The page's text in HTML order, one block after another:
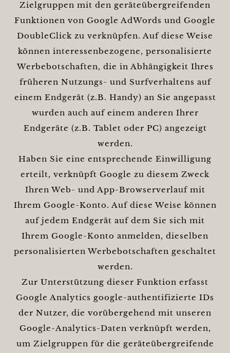
Zielgruppen mit den geräteübergreifenden
Funktionen von Google AdWords und Google
DoubleClick zu verknüpfen. Auf diese Weise
können interessenbezogene, personalisierte
Werbebotschaften, die in Abhängigkeit Ihres
früheren Nutzungs- und Surfverhaltens auf
einem Endgerät (z.B. Handy) an Sie angepasst
wurden auch auf einem anderen Ihrer
Endgeräte (z.B. Tablet oder PC) angezeigt
werden.
Haben Sie eine entsprechende Einwilligung
erteilt, verknüpft Google zu diesem Zweck
Ihren Web- und App-Browserverlauf mit
Ihrem Google-Konto. Auf diese Weise können
auf jedem Endgerät auf dem Sie sich mit
Ihrem Google-Konto anmelden, dieselben
personalisierten Werbebotschaften geschaltet
werden.
Zur Unterstützung dieser Funktion erfasst
Google Analytics google-authentifizierte IDs
der Nutzer, die vorübergehend mit unseren
Google-Analytics-Daten verknüpft werden,
um Zielgruppen für die geräteübergreifende